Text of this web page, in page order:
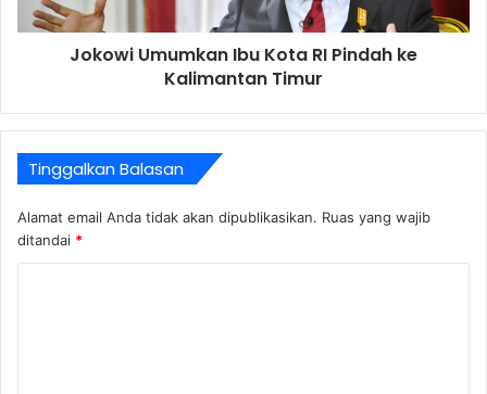
Jokowi Umumkan Ibu Kota RI Pindah ke
Kalimantan Timur
Tinggalkan Balasan
Alamat email Anda tidak akan dipublikasikan. Ruas yang wajib
ditandai *